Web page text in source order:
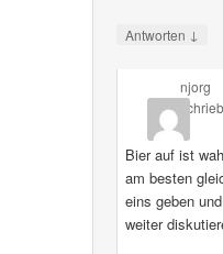
Antworten ↓
njorg
schrieb
Bier auf ist
am besten
eins geben
weiter